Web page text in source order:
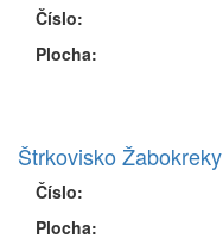
Číslo:
Plocha:
Štrkovisko Žabokreky
Číslo:
Plocha: